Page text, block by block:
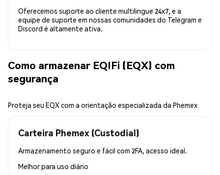
Oferecemos suporte ao cliente multilingue 24x7, e a
equipe de suporte em nossas comunidades do Telegram e
Discord é altamente ativa.
Como armazenar EQIFi (EQX) com
segurança
Proteja seu EQX com a orientação especializada da Phemex
Carteira Phemex (Custodial)
Armazenamento seguro e fácil com 2FA, acesso ideal.
Melhor para uso diário